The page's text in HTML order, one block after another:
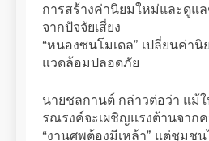
การสร้างค่านิยมใหม่และดูแ
จากปัจจัยเสี่ยง
“หนองซนโมเดล” เปลี่ยนค่า
แวดล้อมปลอดภัย
นายชลกานต์ กล่าวต่อว่า แม้
รณรงค์จะเผชิญแรงต้านจาก
“งานศพต้องมีเหล้า” แต่ชุมช